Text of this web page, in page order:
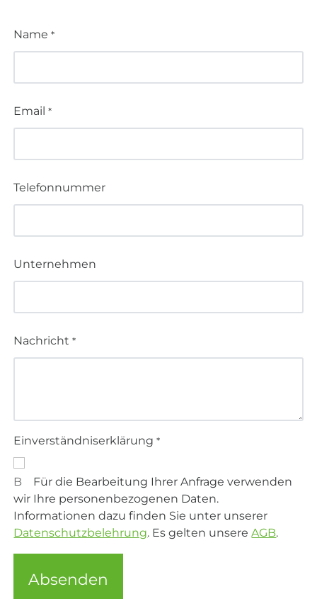
Name *
Email *
Telefonnummer
Unternehmen
Nachricht *
Einverständniserklärung *
B Für die Bearbeitung Ihrer Anfrage verwenden
wir Ihre personenbezogenen Daten.
Informationen dazu finden Sie unter unserer
Datenschutzbelehrung. Es gelten unsereAGB.
Absenden